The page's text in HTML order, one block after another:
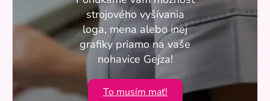
strojového vyšívania
loga, mena alebo inej
grafiky priamo na vaše
nohavice Gejza!
To musím mať!